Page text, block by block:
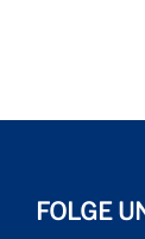
FOLGE